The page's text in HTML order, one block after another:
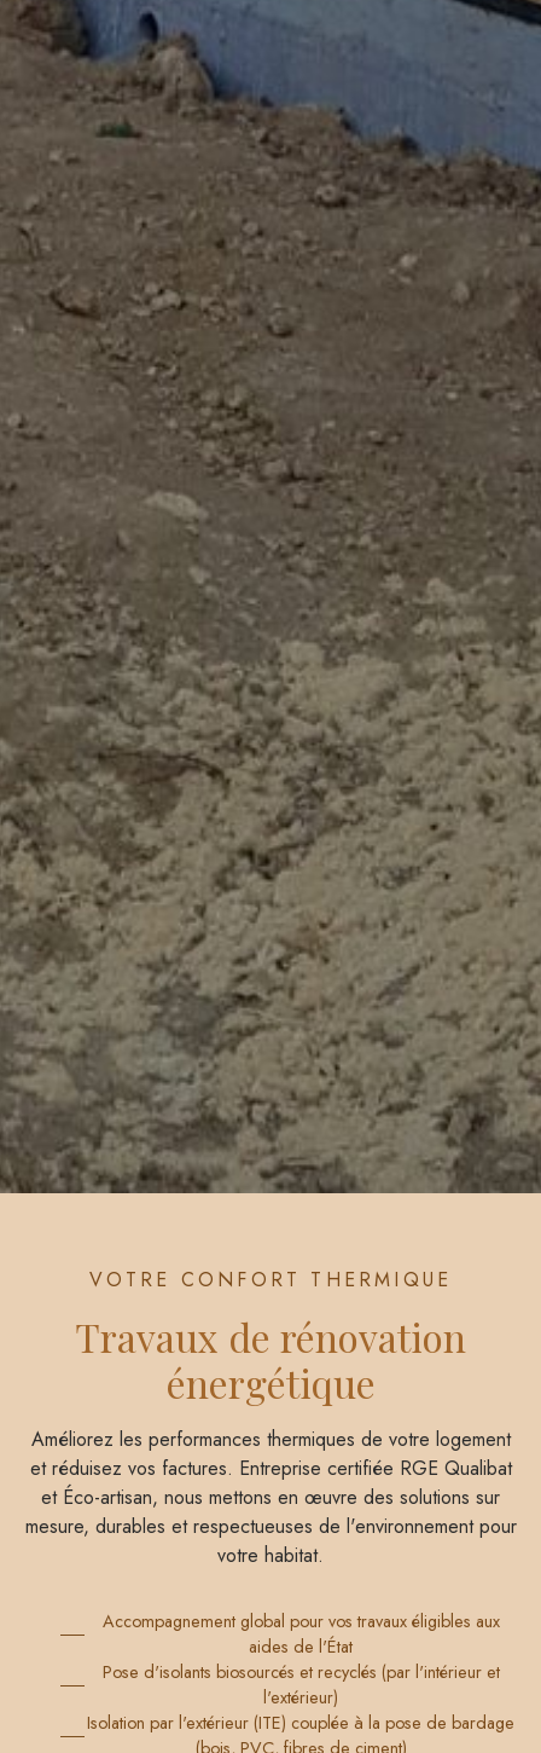
VOTRE CONFORT THERMIQUE
Travaux de rénovation
énergétique
Améliorez les performances thermiques de votre logement
et réduisez vos factures. Entreprise certifiée RGE Qualibat
et Éco-artisan, nous mettons en œuvre des solutions sur
mesure, durables et respectueuses de l'environnement pour
votre habitat.
Accompagnement global pour vos travaux éligibles aux
aides de l'État
Pose d'isolants biosourcés et recyclés (par l'intérieur et
l'extérieur)
Isolation par l'extérieur (ITE) couplée à la pose de bardage